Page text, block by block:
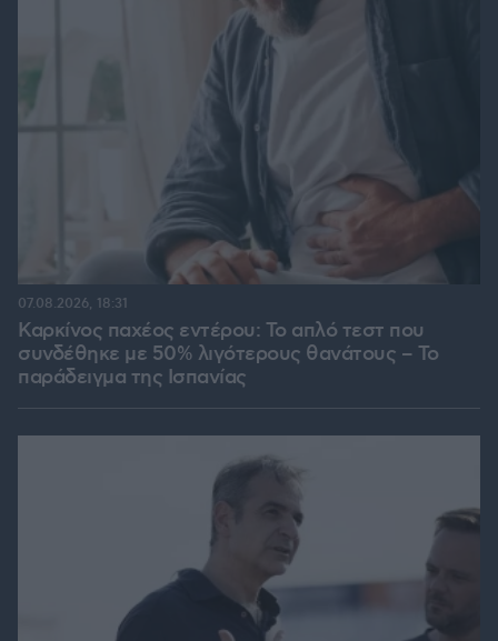
Καρκίνος παχέος εντέρου: Το απλό τεστ που
συνδέθηκε με 50% λιγότερους θανάτους – Το
παράδειγμα της Ισπανίας
07.08.2026, 18:31